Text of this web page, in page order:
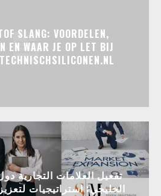
SLANG: VOORDELEN,
EN WAAR JE OP LET BIJ
تفعيل العلامات التجارية
الخليجي: استراتيجيات